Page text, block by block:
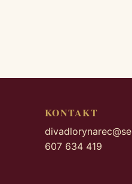
KONTAKT
607 634 419